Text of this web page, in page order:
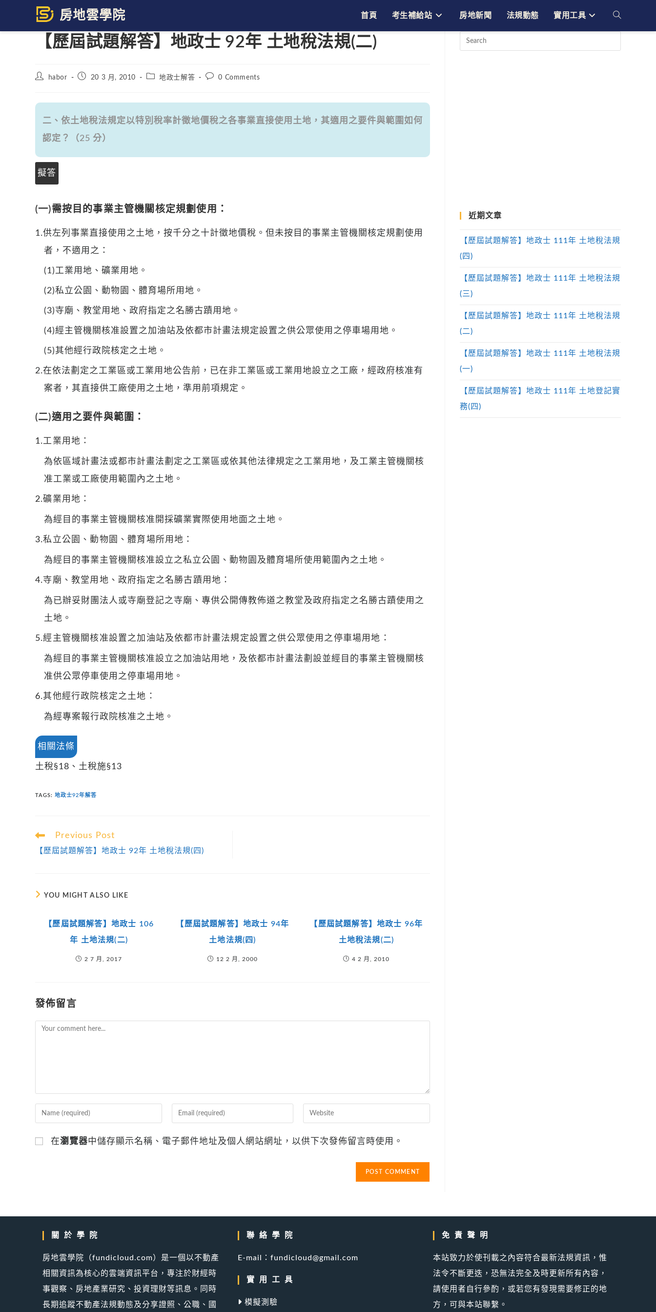
content
首頁 考生補給站 房地新聞 法規動態 實用工具 Toggle
【歷屆試題解答】地政士 92年 土地稅法規(二)
Posthabor
Post20 3 月, 2010
Post地政士解答
Post0 Comments
二、依土地稅法規定以特別稅率計徵地價稅之各事業直接使用土地，其適用之要件與範圍如何
認定？（25 分）
擬答
(一)需按目的事業主管機關核定規劃使用：
1.供左列事業直接使用之土地，按千分之十計徵地價稅。但未按目的事業主管機關核定規劃使用
者，不適用之：
(1)工業用地、礦業用地。
(2)私立公園、動物園、體育場所用地。
(3)寺廟、教堂用地、政府指定之名勝古蹟用地。
(4)經主管機關核准設置之加油站及依都市計畫法規定設置之供公眾使用之停車場用地。
(5)其他經行政院核定之土地。
2.在依法劃定之工業區或工業用地公告前，已在非工業區或工業用地設立之工廠，經政府核准有
案者，其直接供工廠使用之土地，準用前項規定。
(二)適用之要件與範圍：
1.工業用地：
為依區域計畫法或都市計畫法劃定之工業區或依其他法律規定之工業用地，及工業主管機關核
准工業或工廠使用範圍內之土地。
2.礦業用地：
為經目的事業主管機關核准開採礦業實際使用地面之土地。
3.私立公園、動物園、體育場所用地：
為經目的事業主管機關核准設立之私立公園、動物園及體育場所使用範圍內之土地。
4.寺廟、教堂用地、政府指定之名勝古蹟用地：
為已辦妥財團法人或寺廟登記之寺廟、專供公開傳教佈道之教堂及政府指定之名勝古蹟使用之
土地。
5.經主管機關核准設置之加油站及依都市計畫法規定設置之供公眾使用之停車場用地：
為經目的事業主管機關核准設立之加油站用地，及依都市計畫法劃設並經目的事業主管機關核
准供公眾停車使用之停車場用地。
6.其他經行政院核定之土地：
為經專案報行政院核准之土地。
相關法條
土稅§18、土稅施§13
TAGS: 地政士92年解答
Read
articles
Previous Post
【歷屆試題解答】地政士 92年 土地稅法規(四)
YOU MIGHT ALSO LIKE
【歷屆試題解答】地政士 106
年 土地法規(二)
2 7 月, 2017
【歷屆試題解答】地政士 94年
土地法規(四)
12 2 月, 2000
【歷屆試題解答】地政士 96年
土地稅法規(二)
4 2 月, 2010
發佈留言
Comment
Enter
your
name
Enter
your
email
Enter
your
website
在瀏覽器中儲存顯示名稱、電子郵件地址及個人網站網址，以供下次發佈留言時使用。
近期文章
【歷屆試題解答】地政士 111年 土地稅法規
(四)
【歷屆試題解答】地政士 111年 土地稅法規
(三)
【歷屆試題解答】地政士 111年 土地稅法規
(二)
【歷屆試題解答】地政士 111年 土地稅法規
(一)
【歷屆試題解答】地政士 111年 土地登記實
務(四)
關於學院
房地雲學院（fundicloud.com）是一個以不動產
相關資訊為核心的雲端資訊平台，專注於財經時
事觀察、房地產業研究、投資理財等訊息。同時
長期追蹤不動產法規動態及分享證照、公職、國
聯絡學院
E-mail：fundicloud@gmail.com
實用工具
模擬測驗
免責聲明
本站致力於使刊載之內容符合最新法規資訊，惟
法令不斷更迭，恐無法完全及時更新所有內容，
請使用者自行參酌，或若您有發現需要修正的地
方，可與本站聯繫。